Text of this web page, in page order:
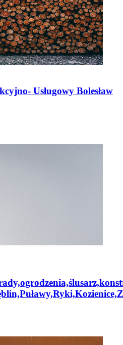
Usługowy Bolesław